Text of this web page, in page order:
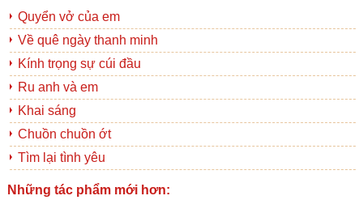
Quyển vở của em
Về quê ngày thanh minh
Kính trọng sự cúi đầu
Ru anh và em
Khai sáng
Chuồn chuồn ớt
Tìm lại tình yêu
Những tác phẩm mới hơn: